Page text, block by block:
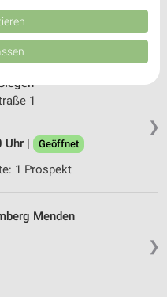
Uhr | Geöffnet
❯
1
Uhr |
Geöffnet
1 Prospekt
❯
Menden
Quellen. Entwicklung und
Daten zur Auswahl
Union weitergegeben und in die
Auswahl von